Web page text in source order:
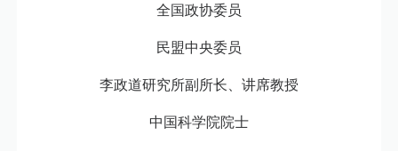
全国政协委员
民盟中央委员
李政道研究所副所长、讲席教授
中国科学院院士